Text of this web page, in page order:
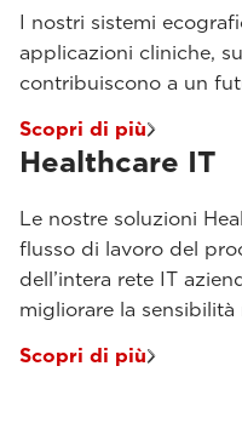
I nostri sistemi
applicazioni cliniche,
contribuiscono a un
Scopri di più
Healthcare IT
Le nostre soluzioni
flusso di lavoro del
dell’intera rete IT
migliorare la sensibilità
Scopri di più